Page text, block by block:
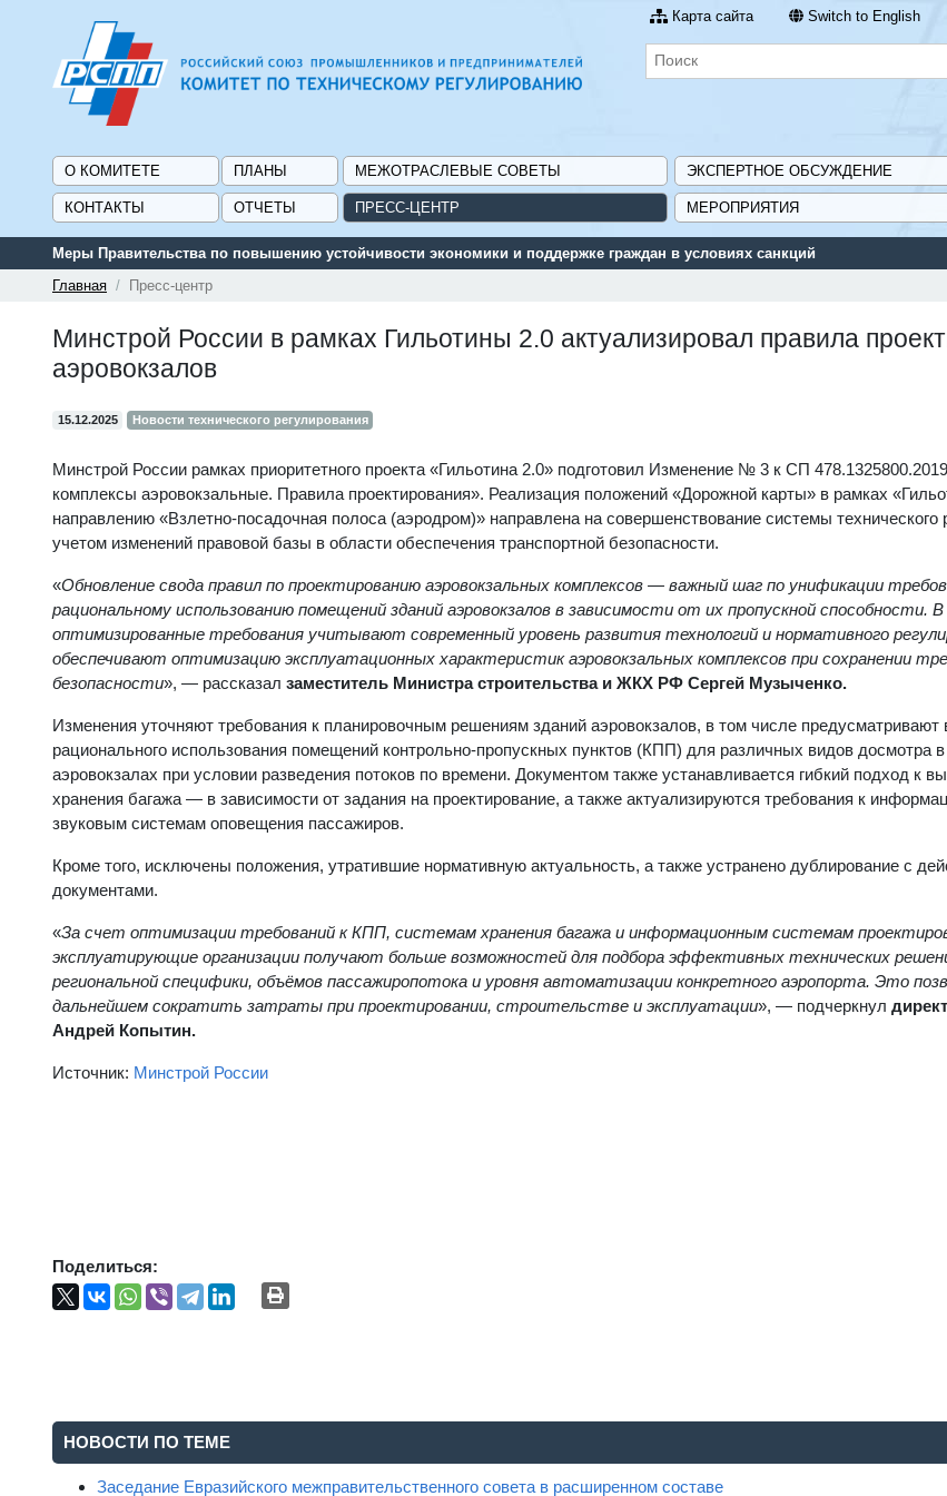
Карта сайта Switch to English
О КОМИТЕТЕ ПЛАНЫ МЕЖОТРАСЛЕВЫЕ СОВЕТЫ ЭКСПЕРТНОЕ ОБСУЖДЕНИЕ
КОНТАКТЫ ОТЧЕТЫ ПРЕСС-ЦЕНТР МЕРОПРИЯТИЯ
Меры Правительства по повышению устойчивости экономики и поддержке граждан в условиях санкций
Главная
Пресс-центр
Минстрой России в рамках Гильотины 2.0 актуализировал правила
аэровокзалов
15.12.2025 Новости технического регулирования
Минстрой России рамках приоритетного проекта «Гильотина 2.0» подготовил Изменение № 3 к СП
комплексы аэровокзальные. Правила проектирования». Реализация положений «Дорожной карты» в рамках
направлению «Взлетно-посадочная полоса (аэродром)» направлена на совершенствование системы технического
учетом изменений правовой базы в области обеспечения транспортной безопасности.
«Обновление свода правил по проектированию аэровокзальных комплексов — важный шаг по унификации
рациональному использованию помещений зданий аэровокзалов в зависимости от их пропускной способности. В
оптимизированные требования учитывают современный уровень развития технологий и нормативного
обеспечивают оптимизацию эксплуатационных характеристик аэровокзальных комплексов при сохранении
безопасности», — рассказал заместитель Министра строительства и ЖКХ РФ Сергей Музыченко.
Изменения уточняют требования к планировочным решениям зданий аэровокзалов, в том числе предусматривают
рационального использования помещений контрольно-пропускных пунктов (КПП) для различных видов досмотра
аэровокзалах при условии разведения потоков по времени. Документом также устанавливается гибкий подход к
хранения багажа — в зависимости от задания на проектирование, а также актуализируются требования к
звуковым системам оповещения пассажиров.
Кроме того, исключены положения, утратившие нормативную актуальность, а также устранено дублирование с
документами.
«За счет оптимизации требований к КПП, системам хранения багажа и информационным системам
эксплуатирующие организации получают больше возможностей для подбора эффективных технических
региональной специфики, объёмов пассажиропотока и уровня автоматизации конкретного аэропорта. Это
дальнейшем сократить затраты при проектировании, строительстве и эксплуатации», — подчеркнул
Андрей Копытин.
Источник: Минстрой России
Поделиться:
НОВОСТИ ПО ТЕМЕ
Заседание Евразийского межправительственного совета в расширенном составе